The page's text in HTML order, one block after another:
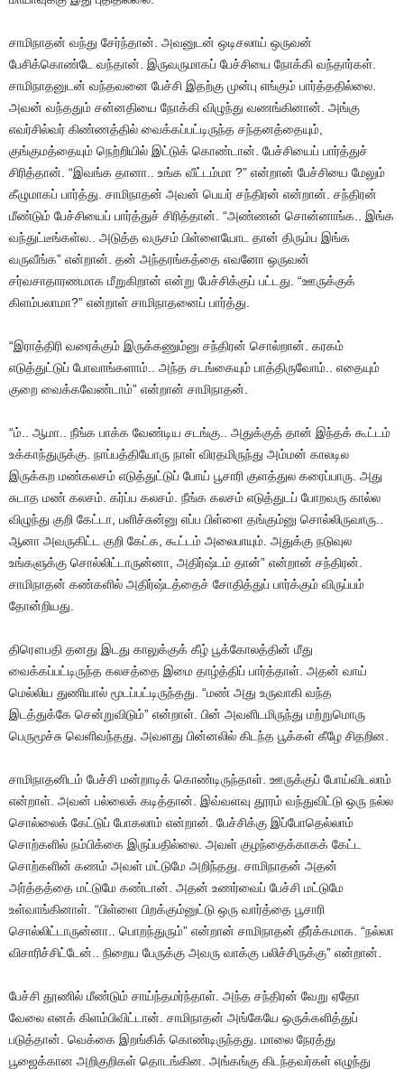
சாமிநாதன் வந்து சேர்ந்தான். அவனுடன் ஒடிசலாய் ஒருவன்
பேசிக்கொண்டே வந்தான். இருவருமாகப் பேச்சியை நோக்கி வந்தார்கள்.
சாமிநாதனுடன் வந்தவனை பேச்சி இதற்கு முன்பு எங்கும் பார்த்ததில்லை.
அவன் வந்ததும் சன்னதியை நோக்கி விழுந்து வணங்கினான். அங்கு
எவர்சில்வர் கிண்ணத்தில் வைக்கப்பட்டிருந்த சந்தனத்தையும்,
குங்குமத்தையும் நெற்றியில் இட்டுக் கொண்டான். பேச்சியைப் பார்த்துச்
சிரித்தான். “இவங்க தானா.. உங்க வீட்டம்மா ?” என்றான் பேச்சியை மேலும்
கீழுமாகப் பார்த்து. சாமிநாதன் அவன் பெயர் சந்திரன் என்றான். சந்திரன்
மீண்டும் பேச்சியைப் பார்த்துச் சிரித்தான். “அண்ணன் சொன்னாங்க.. இங்க
வந்துட்டீங்கள்ல.. அடுத்த வருசம் பிள்ளையோட தான் திரும்ப இங்க
வருவீங்க” என்றான். தன் அந்தரங்கத்தை எவனோ ஒருவன்
சர்வசாதாரணமாக மீறுகிறான் என்று பேச்சிக்குப் பட்டது. “ஊருக்குக்
கிளம்பலாமா?” என்றாள் சாமிநாதனைப் பார்த்து.
“இராத்திரி வரைக்கும் இருக்கணும்னு சந்திரன் சொல்றான். கரகம்
எடுத்துட்டுப் போவாங்களாம்.. அந்த சடங்கையும் பாத்திருவோம்.. எதையும்
குறை வைக்கவேண்டாம்” என்றான் சாமிநாதன்.
“ம்.. ஆமா.. நீங்க பாக்க வேண்டிய சடங்கு.. அதுக்குத் தான் இந்தக் கூட்டம்
உக்காந்துருக்கு. நாப்பத்தியோரு நாள் விரதமிருந்து அம்மன் காலடில
இருக்கற மண்கலசம் எடுத்துட்டுப் போய் பூசாரி குளத்துல கரைப்பாரு. அது
சுடாத மண் கலசம். கர்ப்ப கலசம். நீங்க கலசம் எடுத்துடப் போறவரு கால்ல
விழுந்து குறி கேட்டா, பளிச்சுன்னு எப்ப பிள்ளை தங்கும்னு சொல்லிருவாரு..
ஆனா அவருகிட்ட குறி கேட்க, கூட்டம் அலைபாயும். அதுக்கு நடுவுல
உங்களுக்கு சொல்லிட்டாருன்னா, அதிர்ஷ்டம் தான்” என்றான் சந்திரன்.
சாமிநாதன் கண்களில் அதிர்ஷ்டத்தைச் சோதித்துப் பார்க்கும் விருப்பம்
தோன்றியது.
திரௌபதி தனது இடது காலுக்குக் கீழ் பூக்கோலத்தின் மீது
வைக்கப்பட்டிருந்த கலசத்தை இமை தாழ்த்திப் பார்த்தாள். அதன் வாய்
மெல்லிய துணியால் மூடப்பட்டிருந்தது. “மண் அது உருவாகி வந்த
இடத்துக்கே சென்றுவிடும்” என்றாள். பின் அவளிடமிருந்து மற்றுமொரு
பெருமூச்சு வெளிவந்தது. அவளது பின்னலில் கிடந்த பூக்கள் கீழே சிதறின.
சாமிநாதனிடம் பேச்சி மன்றாடிக் கொண்டிருந்தாள். ஊருக்குப் போய்விடலாம்
என்றாள். அவன் பல்லைக் கடித்தான். இவ்வளவு தூரம் வந்துவிட்டு ஒரு நல்ல
சொல்லைக் கேட்டுப் போகலாம் என்றான். பேச்சிக்கு இப்போதெல்லாம்
சொற்களில் நம்பிக்கை இருப்பதில்லை. அவள் குழந்தைக்காகக் கேட்ட
சொற்களின் கணம் அவள் மட்டுமே அறிந்தது. சாமிநாதன் அதன்
அர்த்தத்தை மட்டுமே கண்டான். அதன் உணர்வைப் பேச்சி மட்டுமே
உள்வாங்கினாள். “பிள்ளை பிறக்கும்னுட்டு ஒரு வார்த்தை பூசாரி
சொல்லிட்டாருன்னா.. பொறந்துரும்” என்றான் சாமிநாதன் தீர்க்கமாக. “நல்லா
விசாரிச்சிட்டேன்.. நிறைய பேருக்கு அவரு வாக்கு பலிச்சிருக்கு” என்றான்.
பேச்சி தூணில் மீண்டும் சாய்ந்தமர்ந்தாள். அந்த சந்திரன் வேறு ஏதோ
வேலை எனக் கிளம்பிவிட்டான். சாமிநாதன் அங்கேயே ஒருக்களித்துப்
படுத்தான். வெக்கை இறங்கிக் கொண்டிருந்தது. மாலை நேரத்து
பூஜைக்கான அறிகுறிகள் தொடங்கின. அங்கங்கு கிடந்தவர்கள் எழுந்து